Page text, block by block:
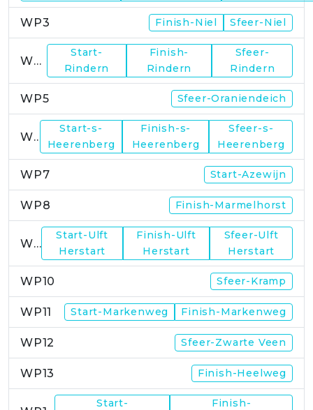
WP3 Finish-Niel Sfeer-Niel
WP4
Start-
Rindern
Finish-
Rindern
Sfeer-
Rindern
WP5 Sfeer-Oraniendeich
WP6
Start-s-
Heerenberg
Finish-s-
Heerenberg
Sfeer-s-
Heerenberg
WP7 Start-Azewijn
WP8 Finish-Marmelhorst
WP9
Start-Ulft
Herstart
Finish-Ulft
Herstart
Sfeer-Ulft
Herstart
WP10 Sfeer-Kramp
WP11 Start-Markenweg Finish-Markenweg
WP12 Sfeer-Zwarte Veen
WP13 Finish-Heelweg
Start- Finish-